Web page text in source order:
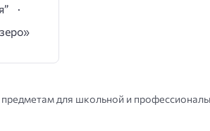
для школьной и